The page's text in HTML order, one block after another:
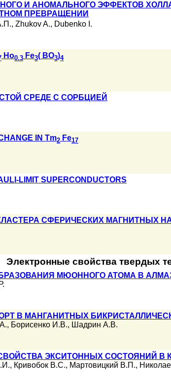
И АНОМАЛЬНОГО ЭФФЕКТОВ
ПРЕВРАЩЕНИИ
, Zhukov A., Dubenko I.
Ho0.3 Fe3( BO3)4
СРЕДЕ С СОРБЦИЕЙ
IN Tm2 Fe17
LIMIT SUPERCONDUCTORS
СФЕРИЧЕСКИХ МАГНИТНЫХ
Электронные свойства твердых
МЮОННОГО АТОМА В
В МАНГАНИТНЫХ
, Борисенко И.В., Шадрин А.В.
ЭКСИТОННЫХ СОСТОЯНИЙ В
, Кривобок В.С., Мартовицкий В.П.,